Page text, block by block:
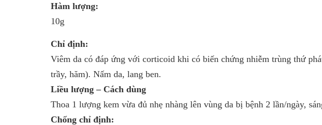
Hàm lượng:
10g
Chỉ định:
Viêm da có đáp ứng với corticoid khi có biến chứng nhiễm trùng thứ
trầy, hăm). Nấm da, lang ben.
Liều lượng – Cách dùng
Thoa 1 lượng kem vừa đủ nhẹ nhàng lên vùng da bị bệnh 2 lần/ngày,
Chống chỉ định: